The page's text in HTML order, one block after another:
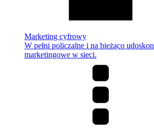
Marketing cyfrowy
W pełni policzalne i na bieżąco
marketingowe w sieci.